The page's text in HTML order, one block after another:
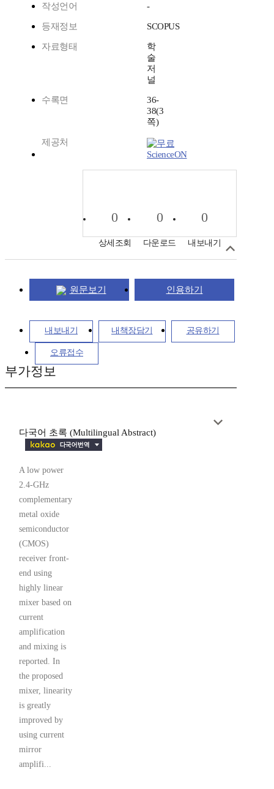
작성언어 -
등재정보 SCOPUS
자료형태
학
술
저
널
수록면
36-
38(3
쪽)
제공처
ScienceON
0
상세조회
0
다운로드
0
내보내기
원문보기 인용하기
내보내기 내책장담기 공유하기
오류접수
부가정보
다국어 초록 (Multilingual Abstract)
A low power
2.4-GHz
complementary
metal oxide
semiconductor
(CMOS)
receiver front-
end using
highly linear
mixer based on
current
amplification
and mixing is
reported. In
the proposed
mixer, linearity
is greatly
improved by
using current
mirror
amplifi...